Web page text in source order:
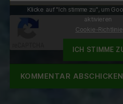
Klicke auf "Ich stimme zu", um
aktivieren
Cookie-Richtlinie
ICH STIMME